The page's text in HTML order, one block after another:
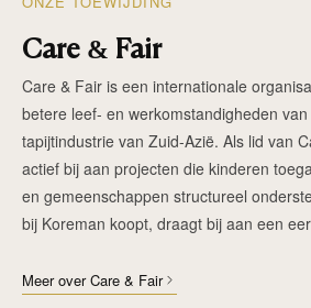
Care & Fair
Care & Fair is een internationale
betere leef- en werkomstandigheden
tapijtindustrie van Zuid-Azië. Als lid van
actief bij aan projecten die kinderen
en gemeenschappen structureel
bij Koreman koopt, draagt bij aan een
Meer over Care & Fair